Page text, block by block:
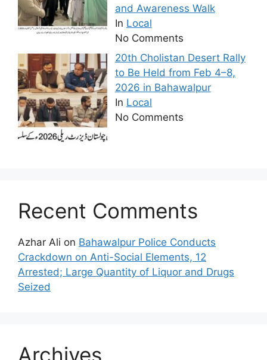
and Awareness Walk
In Local
No Comments
20th Cholistan Desert Rally
to Be Held from Feb 4–8,
2026 in Bahawalpur
In Local
No Comments
Recent Comments
Azhar Ali on Bahawalpur Police Conducts
Crackdown on Anti-Social Elements, 12
Arrested; Large Quantity of Liquor and Drugs
Seized
Archives